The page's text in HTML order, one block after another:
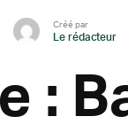
Créé par
Le rédacteur
: